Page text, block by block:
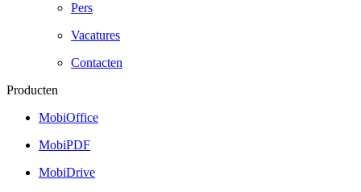
Pers
Vacatures
Contacten
Producten
MobiOffice
MobiPDF
MobiDrive